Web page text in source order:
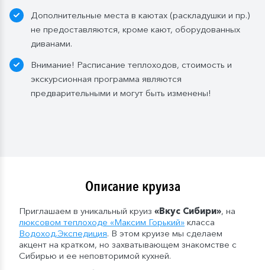
Дополнительные места в каютах (раскладушки и пр.)
не предоставляются, кроме кают, оборудованных
диванами.
Внимание! Расписание теплоходов, стоимость и
экскурсионная программа являются
предварительными и могут быть изменены!
Описание круиза
Приглашаем в уникальный круиз «Вкус Сибири», на
люксовом теплоходе «Максим Горький» класса
Водоход.Экспедиция. В этом круизе мы сделаем
акцент на кратком, но захватывающем знакомстве с
Сибирью и ее неповторимой кухней.